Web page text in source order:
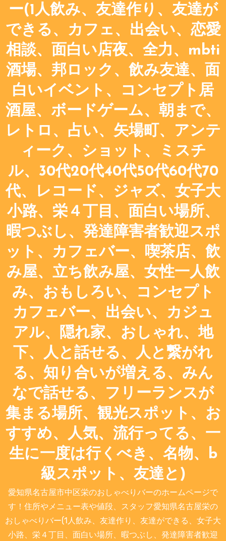
ー(1人飲み、友達作り、友達が
できる、カフェ、出会い、恋愛
相談、面白い店夜、全力、mbti
酒場、邦ロック、飲み友達、面
白いイベント、コンセプト居
酒屋、ボードゲーム、朝まで、
レトロ、占い、矢場町、アンテ
ィーク、ショット、ミスチ
ル、30代20代40代50代60代70
代、レコード、ジャズ、女子大
小路、栄４丁目、面白い場所、
暇つぶし、発達障害者歓迎スポ
ット、カフェバー、喫茶店、飲
み屋、立ち飲み屋、女性一人飲
み、おもしろい、コンセプト
カフェバー、出会い、カジュ
アル、隠れ家、おしゃれ、地
下、人と話せる、人と繋がれ
る、知り合いが増える、みん
なで話せる、フリーランスが
集まる場所、観光スポット、お
すすめ、人気、流行ってる、一
生に一度は行くべき、名物、b
級スポット、友達と)
愛知県名古屋市中区栄のおしゃべりバーのホームページで
す！住所やメニュー表や値段、スタッフ愛知県名古屋栄の
おしゃべりバー(1人飲み、友達作り、友達ができる、女子大
小路、栄４丁目、面白い場所、暇つぶし、発達障害者歓迎